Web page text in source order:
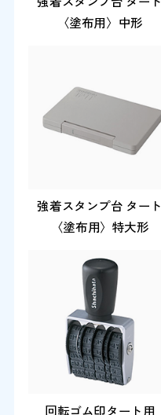
〈塗布用〉中形
強着スタンプ台 タート
〈塗布用〉特大形
回転ゴム印タート用